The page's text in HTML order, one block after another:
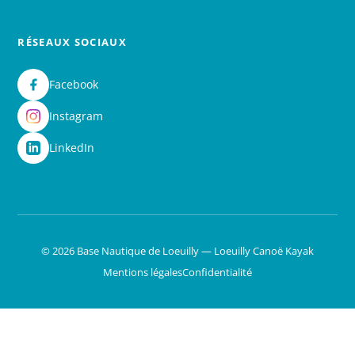
RÉSEAUX SOCIAUX
Facebook
Instagram
LinkedIn
© 2026 Base Nautique de Loeuilly — Loeuilly Canoë Kayak
Mentions légalesConfidentialité